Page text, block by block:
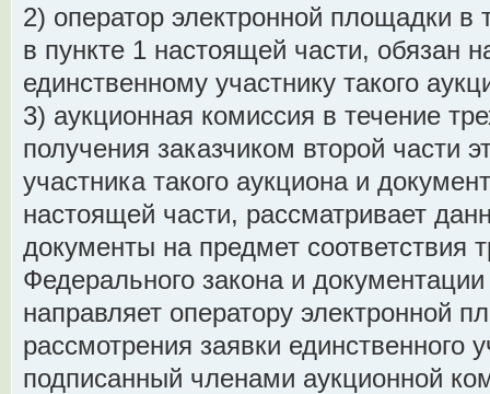
2) оператор электронной площадки в
в пункте 1 настоящей части, обязан
единственному участнику такого
3) аукционная комиссия в течение
получения заказчиком второй части
участника такого аукциона и
настоящей части, рассматривает
документы на предмет соответствия
Федерального закона и
направляет оператору электронной
рассмотрения заявки единственного
подписанный членами аукционной